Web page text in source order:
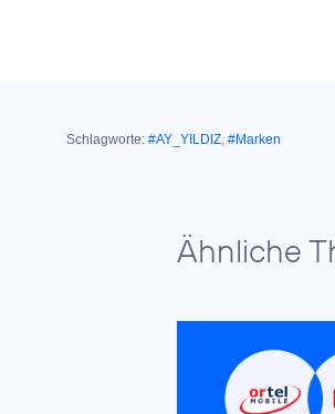
Schlagworte: #AY_YILDIZ #Marken
Ähnliche